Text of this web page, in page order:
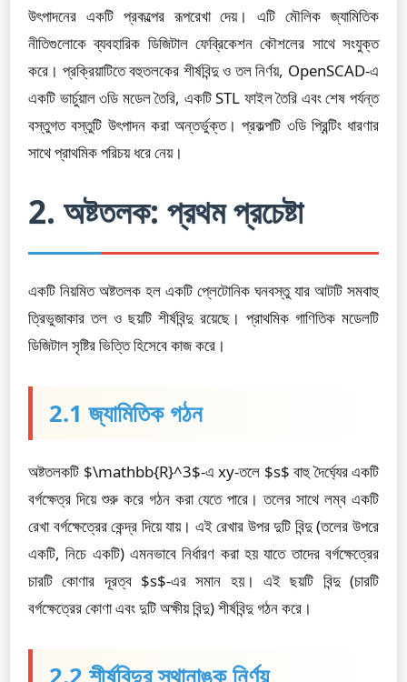
উৎপাদনের একটি প্রকল্পের রূপরেখা দেয়। এটি মৌলিক জ্যামিতিক
নীতিগুলোকে ব্যবহারিক ডিজিটাল ফেব্রিকেশন কৌশলের সাথে সংযুক্ত
করে। প্রক্রিয়াটিতে বহুতলকের শীর্ষবিন্দু ও তল নির্ণয়, OpenSCAD-এ
একটি ভার্চুয়াল ৩ডি মডেল তৈরি, একটি STL ফাইল তৈরি এবং শেষ পর্যন্ত
বস্তুগত বস্তুটি উৎপাদন করা অন্তর্ভুক্ত। প্রকল্পটি ৩ডি প্রিন্টিং ধারণার
সাথে প্রাথমিক পরিচয় ধরে নেয়।
2. অষ্টতলক: প্রথম প্রচেষ্টা
একটি নিয়মিত অষ্টতলক হল একটি প্লেটোনিক ঘনবস্তু যার আটটি সমবাহু
ত্রিভুজাকার তল ও ছয়টি শীর্ষবিন্দু রয়েছে। প্রাথমিক গাণিতিক মডেলটি
ডিজিটাল সৃষ্টির ভিত্তি হিসেবে কাজ করে।
2.1 জ্যামিতিক গঠন
অষ্টতলকটি $\mathbb{R}^3$-এ xy-তলে $s$ বাহু দৈর্ঘ্যের একটি
বর্গক্ষেত্র দিয়ে শুরু করে গঠন করা যেতে পারে। তলের সাথে লম্ব একটি
রেখা বর্গক্ষেত্রের কেন্দ্র দিয়ে যায়। এই রেখার উপর দুটি বিন্দু (তলের উপরে
একটি, নিচে একটি) এমনভাবে নির্ধারণ করা হয় যাতে তাদের বর্গক্ষেত্রের
চারটি কোণার দূরত্ব $s$-এর সমান হয়। এই ছয়টি বিন্দু (চারটি
বর্গক্ষেত্রের কোণা এবং দুটি অক্ষীয় বিন্দু) শীর্ষবিন্দু গঠন করে।